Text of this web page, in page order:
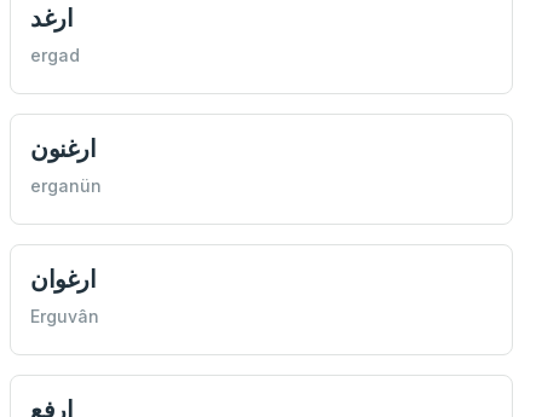
ارغد
ergad
ارغنون
erganün
ارغوان
Erguvân
ارفع